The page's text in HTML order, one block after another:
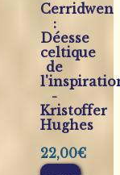
Cerridwen
:
Déesse
celtique
de
-
Kristoffer
Hughes
22,00€